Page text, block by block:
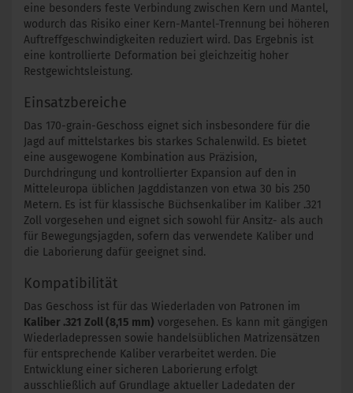
eine besonders feste Verbindung zwischen Kern und Mantel,
wodurch das Risiko einer Kern-Mantel-Trennung bei höheren
Auftreffgeschwindigkeiten reduziert wird. Das Ergebnis ist
eine kontrollierte Deformation bei gleichzeitig hoher
Restgewichtsleistung.
Einsatzbereiche
Das 170-grain-Geschoss eignet sich insbesondere für die
Jagd auf mittelstarkes bis starkes Schalenwild. Es bietet
eine ausgewogene Kombination aus Präzision,
Durchdringung und kontrollierter Expansion auf den in
Mitteleuropa üblichen Jagddistanzen von etwa 30 bis 250
Metern. Es ist für klassische Büchsenkaliber im Kaliber .321
Zoll vorgesehen und eignet sich sowohl für Ansitz- als auch
für Bewegungsjagden, sofern das verwendete Kaliber und
die Laborierung dafür geeignet sind.
Kompatibilität
Das Geschoss ist für das Wiederladen von Patronen im
Kaliber .321 Zoll (8,15 mm) vorgesehen. Es kann mit gängigen
Wiederladepressen sowie handelsüblichen Matrizensätzen
für entsprechende Kaliber verarbeitet werden. Die
Entwicklung einer sicheren Laborierung erfolgt
ausschließlich auf Grundlage aktueller Ladedaten der